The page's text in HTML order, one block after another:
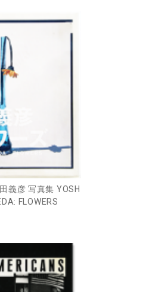
義彦 写真集 YOSH
FLOWERS